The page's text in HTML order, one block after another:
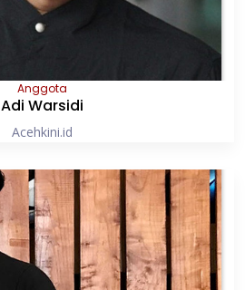
Anggota
Adi Warsidi
Acehkini.id